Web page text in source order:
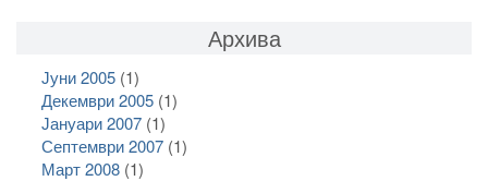
Архива
Јуни 2005(1)
Декември 2005(1)
Јануари 2007(1)
Септември 2007(1)
Март 2008(1)